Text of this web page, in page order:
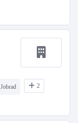
Jobrad 2